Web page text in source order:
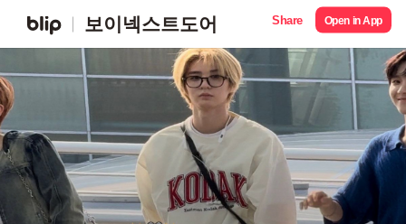
보이넥스트도어 Share Open in App